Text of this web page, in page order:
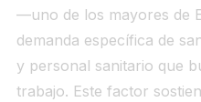
—uno de los mayores de
demanda específica de
y personal sanitario que
trabajo. Este factor